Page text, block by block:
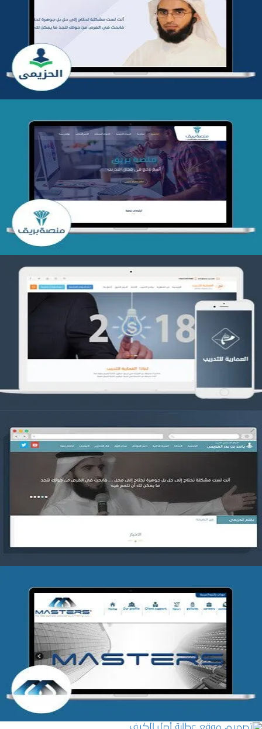
تطوير موقع المدرب ياسر الحزيمي
التفاصيل
تصميم منصة بريق
التفاصيل
تصميم العمارية للتدريب
التفاصيل
موقع ياسر بن بدر الحزيمي
التفاصيل
شركة MASTERS للتدريب
التفاصيل